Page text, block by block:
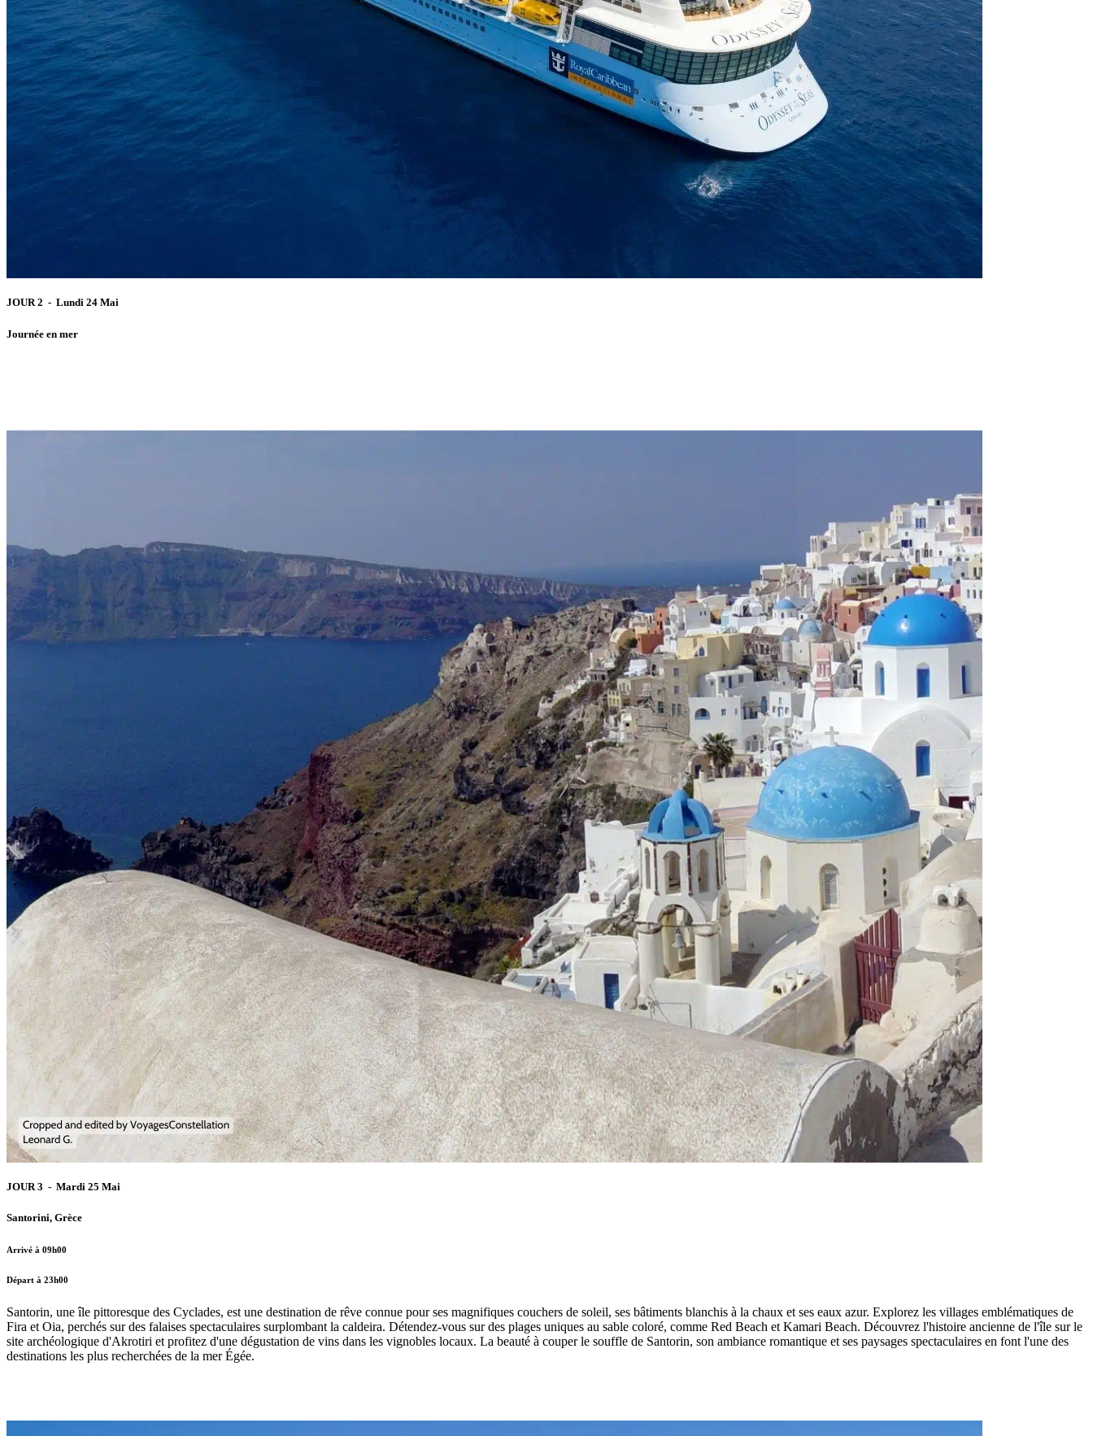
JOUR 2 - Lundi 24 Mai
Journée en mer
JOUR 3 - Mardi 25 Mai
Santorini, Grèce
Arrivé à 09h00
Départ à 23h00
Santorin, une île pittoresque des Cyclades, est une destination de rêve connue pour ses magnifiques couchers de soleil, ses bâtiments blanchis à la chaux et ses eaux azur. Explorez les villages emblématiques de
Fira et Oia, perchés sur des falaises spectaculaires surplombant la caldeira. Détendez-vous sur des plages uniques au sable coloré, comme Red Beach et Kamari Beach. Découvrez l'histoire ancienne de l'île sur le
site archéologique d'Akrotiri et profitez d'une dégustation de vins dans les vignobles locaux. La beauté à couper le souffle de Santorin, son ambiance romantique et ses paysages spectaculaires en font l'une des
destinations les plus recherchées de la mer Égée.